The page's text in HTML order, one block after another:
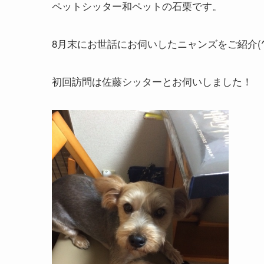
ペットシッター和ペットの石栗です。
8月末にお世話にお伺いしたニャンズをご紹介
初回訪問は佐藤シッターとお伺いしました！